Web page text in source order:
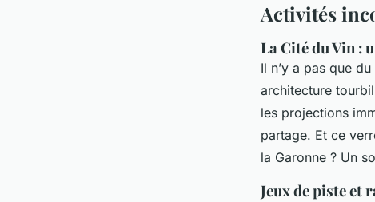
Activités
La Cité du Vin :
Il n’y a pas que
architecture
les projections
partage. Et ce
la Garonne ? Un
Jeux de piste et